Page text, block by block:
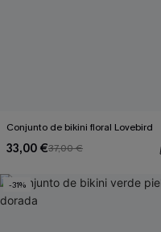
Conjunto de bikini floral Lovebird
33,00 €37,00 €
-31%